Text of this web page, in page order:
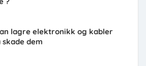
lagre elektronikk og kabler
skade dem